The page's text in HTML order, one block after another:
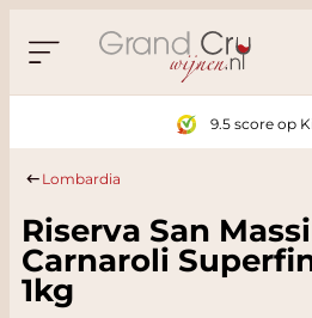
9.5 score op
Lombardia
Riserva San
Carnaroli
1kg